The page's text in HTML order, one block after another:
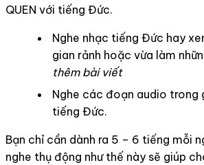
QUEN với tiếng Đức.
Nghe nhạc tiếng Đức hay
gian rảnh hoặc vừa làm
thêm bài viết
Nghe các đoạn audio trong
tiếng Đức.
Bạn chỉ cần dành ra 5 – 6 tiếng mỗi
nghe thụ động như thế này sẽ giúp